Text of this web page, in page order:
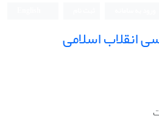
انقلاب اسلامی